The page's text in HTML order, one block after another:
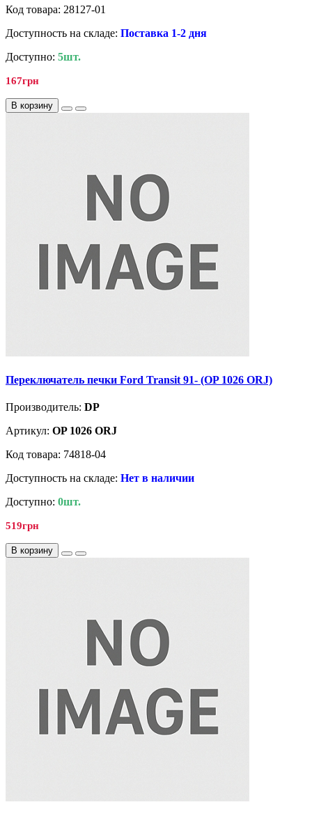
Код товара: 28127-01
Доступность на складе: Поставка 1-2 дня
Доступно: 5шт.
167грн
В корзину
Переключатель печки Ford Transit 91- (OP 1026 ORJ)
Производитель: DP
Артикул: OP 1026 ORJ
Код товара: 74818-04
Доступность на складе: Нет в наличии
Доступно: 0шт.
519грн
В корзину